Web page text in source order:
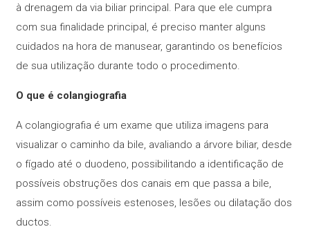
à drenagem da via biliar principal. Para que ele cumpra
com sua finalidade principal, é preciso manter alguns
cuidados na hora de manusear, garantindo os benefícios
de sua utilização durante todo o procedimento.
O que é colangiografia
A colangiografia é um exame que utiliza imagens para
visualizar o caminho da bile, avaliando a árvore biliar, desde
o fígado até o duodeno, possibilitando a identificação de
possíveis obstruções dos canais em que passa a bile,
assim como possíveis estenoses, lesões ou dilatação dos
ductos.